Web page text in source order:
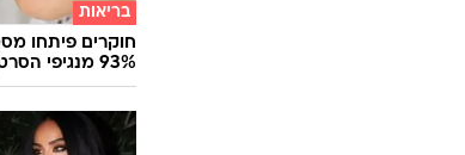
בריאות
חוקרים פיתחו
93% מנגיפי הסרטן